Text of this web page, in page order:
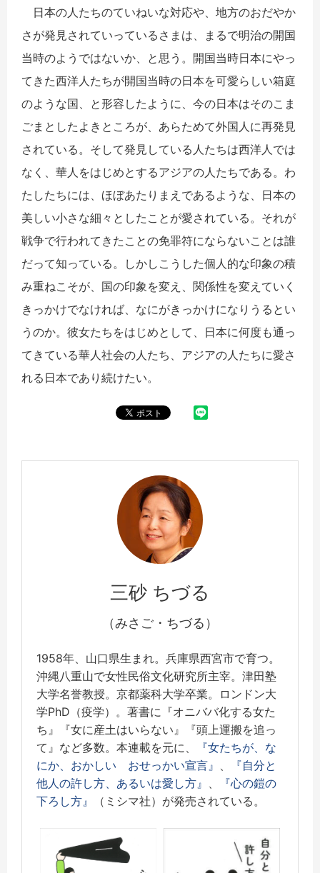
日本の人たちのていねいな対応や、地方のおだやか
さが発見されていっているさまは、まるで明治の開国
当時のようではないか、と思う。開国当時日本にやっ
てきた西洋人たちが開国当時の日本を可愛らしい箱庭
のような国、と形容したように、今の日本はそのこま
ごまとしたよきところが、あらためて外国人に再発見
されている。そして発見している人たちは西洋人では
なく、華人をはじめとするアジアの人たちである。わ
たしたちには、ほぼあたりまえであるような、日本の
美しい小さな細々としたことが愛されている。それが
戦争で行われてきたことの免罪符にならないことは誰
だって知っている。しかしこうした個人的な印象の積
み重ねこそが、国の印象を変え、関係性を変えていく
きっかけでなければ、なにがきっかけになりうるとい
うのか。彼女たちをはじめとして、日本に何度も通っ
てきている華人社会の人たち、アジアの人たちに愛さ
れる日本であり続けたい。
三砂 ちづる
（みさご・ちづる）
1958年、山口県生まれ。兵庫県西宮市で育つ。
沖縄八重山で女性民俗文化研究所主宰。津田塾
大学名誉教授。京都薬科大学卒業。ロンドン大
学PhD（疫学）。著書に『オニババ化する女た
ち』『女に産土はいらない』『頭上運搬を追っ
て』など多数。本連載を元に、
『女たちが、な
にか、おかしい おせっかい宣言』 、
『自分と
他人の許し方、あるいは愛し方』 、
『心の鎧の
下ろし方』
（ミシマ社）が発売されている。